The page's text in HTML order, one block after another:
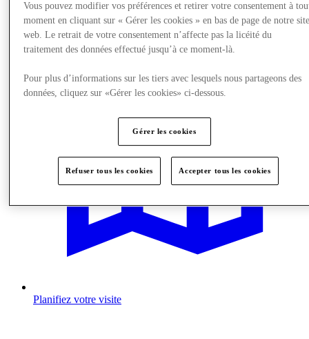
Offre
Planifiez votre visite
Vous pouvez modifier vos préférences et retirer votre consentement à
moment en cliquant sur « Gérer les cookies » en bas de page de notre
web. Le retrait de votre consentement n’affecte pas la licéité du
traitement des données effectué jusqu’à ce moment-là.
Pour plus d’informations sur les tiers avec lesquels nous partageons des
données, cliquez sur «Gérer les cookies» ci-dessous.
Gérer les cookies
Refuser tous les cookies Accepter tous les cookies